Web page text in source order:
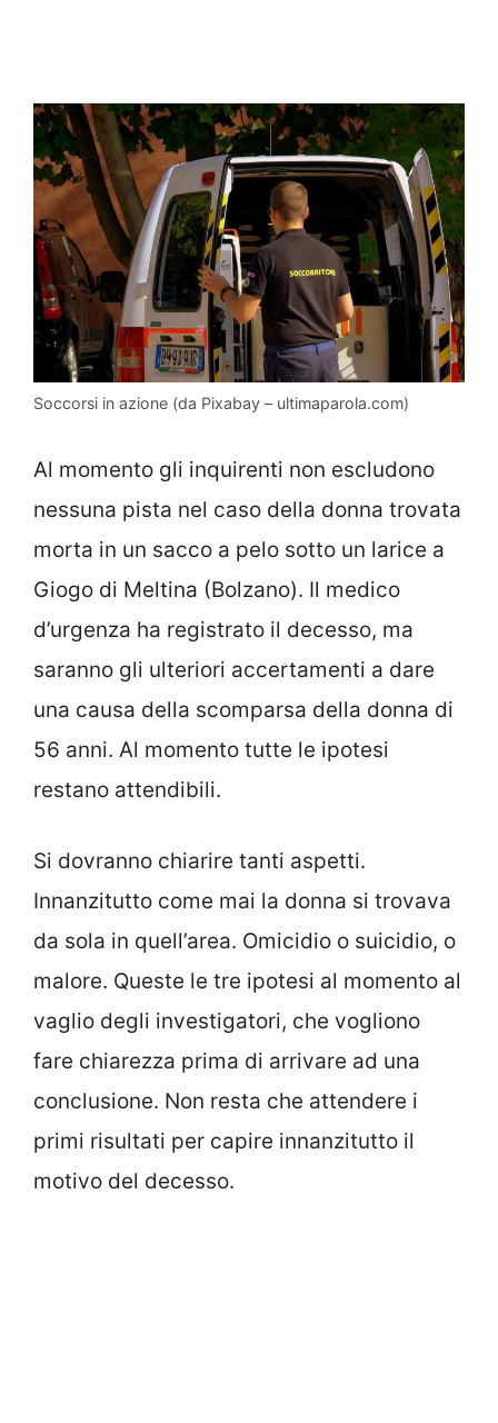
Soccorsi in azione (da Pixabay – ultimaparola.com)
Al momento gli inquirenti non escludono
nessuna pista nel caso della donna trovata
morta in un sacco a pelo sotto un larice a
Giogo di Meltina (Bolzano). Il medico
d’urgenza ha registrato il decesso, ma
saranno gli ulteriori accertamenti a dare
una causa della scomparsa della donna di
56 anni. Al momento tutte le ipotesi
restano attendibili.
Si dovranno chiarire tanti aspetti.
Innanzitutto come mai la donna si trovava
da sola in quell’area. Omicidio o suicidio, o
malore. Queste le tre ipotesi al momento al
vaglio degli investigatori, che vogliono
fare chiarezza prima di arrivare ad una
conclusione. Non resta che attendere i
primi risultati per capire innanzitutto il
motivo del decesso.